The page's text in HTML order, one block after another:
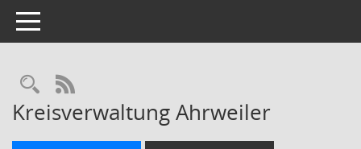
Toggle navigation
Rechercheauswahl
RSS-Feed
Kreisverwaltung Ahrweiler